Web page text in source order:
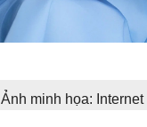
Ảnh minh họa: Internet